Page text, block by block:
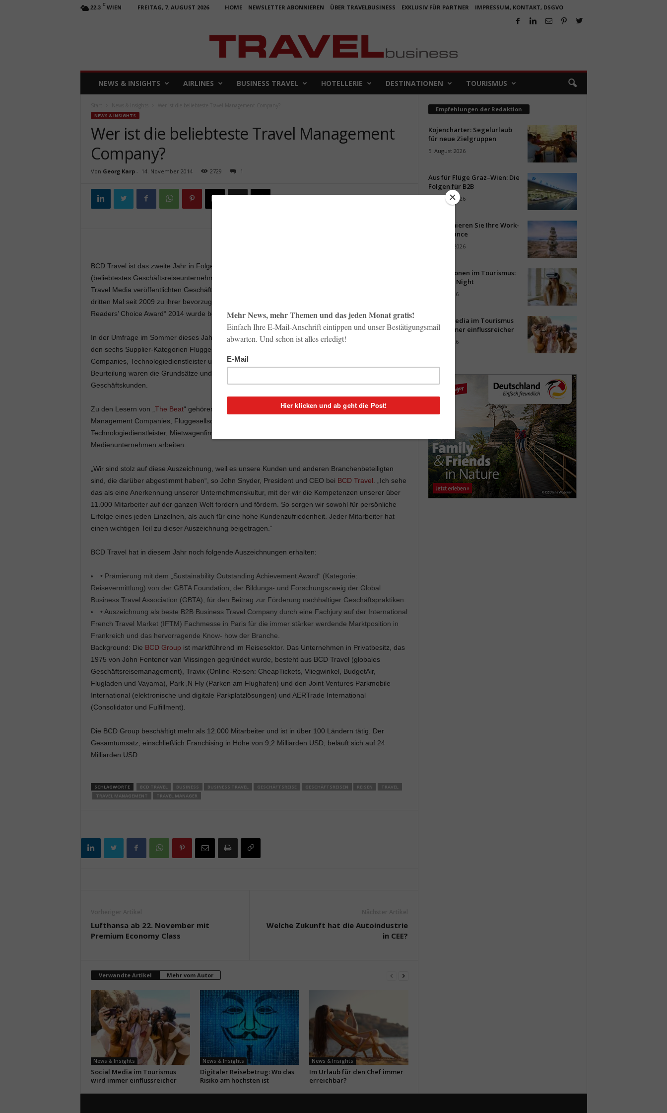
22.3 C WIEN FREITAG, 7. AUGUST 2026 HOME NEWSLETTER ABONNIEREN ÜBER TRAVELBUSINESS EXKLUSIV FÜR PARTNER IMPRESSUM, KONTAKT, DSGVO
A
NEWS & INSIGHTS AIRLINES BUSINESS TRAVEL HOTELLERIE DESTINATIONEN TOURISMUS
NEWS & INSIGHTS
Wer ist die beliebteste Travel Management
Company?
Von Georg Karp- 14. November 2014 2729 1
BCD Travel ist das zweite Jahr in Folge als „Most Admired Travel Management Company“
(beliebtestes Geschäftsreiseunternehmen) ausgezeichnet worden. Die Leser des von Northstar
Travel Media veröffentlichten Geschäftsreise-Newsletter „The Beat“ haben BCD Travel damit zum
dritten Mal seit 2009 zu ihrer bevorzugten Travel Management Company gewählt. Der „Annual Beat
Readers’ Choice Award“ 2014 wurde bereits zum siebten Mal vergeben.
In der Umfrage im Sommer dieses Jahres wurden die Leser von „The Beat“ nach ihren Favoriten in
den sechs Supplier-Kategorien Fluggesellschaften, Hotels, Mietwagenfirmen, Travel Management
Companies, Technologiedienstleister und Kreditkartenunternehmen gefragt. Kriterien für die
Beurteilung waren die Grundsätze und der Führungsstil der Unternehmen sowie ihre Services für
Geschäftskunden.
Zu den Lesern von „ The Beat“ gehören Beschäftigte aus der Geschäftsreisebranche, die für Travel
Management Companies, Fluggesellschaften, Hotels, globale Distributionssysteme,
Technologiedienstleister, Mietwagenfirmen, Kreditkarten- und Beratungsfirmen, Finanzanalysten und
Medienunternehmen arbeiten.
„Wir sind stolz auf diese Auszeichnung, weil es unsere Kunden und anderen Branchenbeteiligten
sind, die darüber abgestimmt haben“, so John Snyder, President und CEO bei BCD Travel . „Ich sehe
das als eine Anerkennung unserer Unternehmenskultur, mit der wir die Kompetenzen unserer über
11.000 Mitarbeiter auf der ganzen Welt fordern und fördern. So sorgen wir sowohl für persönliche
Erfolge eines jeden Einzelnen, als auch für eine hohe Kundenzufriedenheit. Jeder Mitarbeiter hat
einen wichtigen Teil zu dieser Auszeichnung beigetragen.“
BCD Travel hat in diesem Jahr noch folgende Auszeichnungen erhalten:
• Prämierung mit dem „Sustainability Outstanding Achievement Award“ (Kategorie:
Reisevermittlung) von der GBTA Foundation, der Bildungs- und Forschungszweig der Global
Business Travel Association (GBTA), für den Beitrag zur Förderung nachhaltiger Geschäftspraktiken.
• Auszeichnung als beste B2B Business Travel Company durch eine Fachjury auf der International
French Travel Market (IFTM) Fachmesse in Paris für die immer stärker werdende Marktposition in
Frankreich und das hervorragende Know- how der Branche.
Background: Die BCD Group ist marktführend im Reisesektor. Das Unternehmen in Privatbesitz, das
1975 von John Fentener van Vlissingen gegründet wurde, besteht aus BCD Travel (globales
Geschäftsreisemanagement), Travix (Online-Reisen: CheapTickets, Vliegwinkel, BudgetAir,
Flugladen und Vayama), Park ‚N Fly (Parken am Flughafen) und den Joint Ventures Parkmobile
International (elektronische und digitale Parkplatzlösungen) und AERTrade International
(Consolidator und Fulfillment).
Die BCD Group beschäftigt mehr als 12.000 Mitarbeiter und ist in über 100 Ländern tätig. Der
Gesamtumsatz, einschließlich Franchising in Höhe von 9,2 Milliarden USD, beläuft sich auf 24
Milliarden USD.
SCHLAGWORTE BCD TRAVEL BUSINESS BUSINESS TRAVEL GESCHÄFTSREISE GESCHÄFTSREISEN REISEN
TRAVEL
TRAVEL MANAGEMENT
TRAVEL MANAGER
Lufthansa ab 22. November mit
Premium Economy Class
Welche Zukunft hat die Autoindustrie
in CEE?
Verwandte Artikel Mehr vom Autor
News & Insights
Social Media im Tourismus
wird immer einflussreicher
News & Insights
Digitaler Reisebetrug: Wo das
Risiko am höchsten ist
News & Insights
Im Urlaub für den Chef immer
erreichbar?
Empfehlungen der Redaktion
Kojencharter: Segelurlaub
für neue Zielgruppen
5. August 2026
Aus für Flüge Graz–Wien: Die
Folgen für B2B
4. August 2026
So optimieren Sie Ihre Work-
Life-Balance
3. August 2026
Innovationen im Tourismus:
Start-up Night
31. Juli 2026
Social Media im Tourismus
wird immer einflussreicher
30. Juli 2026